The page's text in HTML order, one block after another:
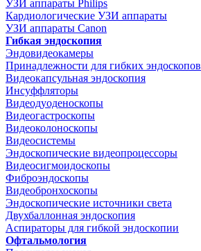
УЗИ аппараты Philips
Кардиологические УЗИ аппараты
УЗИ аппараты Canon
Гибкая эндоскопия
Эндовидеокамеры
Принадлежности для гибких эндоскопов
Видеокапсульная эндоскопия
Инсуффляторы
Видеодуоденоскопы
Видеогастроскопы
Видеоколоноскопы
Видеосистемы
Эндоскопические видеопроцессоры
Видеосигмоидоскопы
Фиброэндоскопы
Видеобронхоскопы
Эндоскопические источники света
Двухбаллонная эндоскопия
Аспираторы для гибкой эндоскопии
Офтальмология